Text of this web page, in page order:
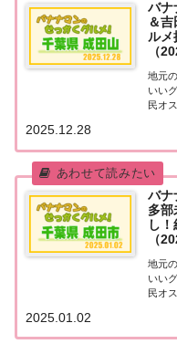
バナ
＆
ルメ
（
地元
いい
民オ
マン
葉県
2025.12.28
バナ
多部
し
（
地元
いい
民オ
ンの
華子
2025.01.02